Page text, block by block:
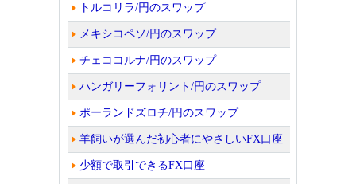
トルコリラ/円のスワップ
メキシコペソ/円のスワップ
チェココルナ/円のスワップ
ハンガリーフォリント/円のスワップ
ポーランドズロチ/円のスワップ
羊飼いが選んだ初心者にやさしいFX口座
少額で取引できるFX口座